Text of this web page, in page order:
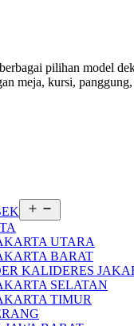
pilihan model
meja, kursi,
menu
UTARA
BARAT
KALIDERES
SELATAN
TIMUR